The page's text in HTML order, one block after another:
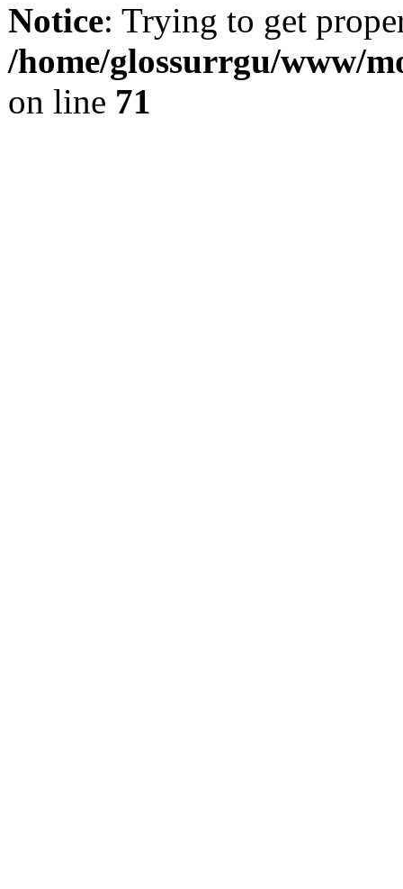
Notice: Trying to get
/home/glossurrgu/www/
on line 71